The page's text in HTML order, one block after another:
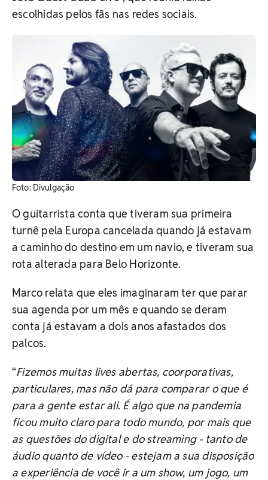
escolhidas pelos fãs nas redes sociais.
Foto: Divulgação
O guitarrista conta que tiveram sua primeira
turnê pela Europa cancelada quando já estavam
a caminho do destino em um navio, e tiveram sua
rota alterada para Belo Horizonte.
Marco relata que eles imaginaram ter que parar
sua agenda por um mês e quando se deram
conta já estavam a dois anos afastados dos
palcos.
“Fizemos muitas lives abertas, coorporativas,
particulares, mas não dá para comparar o que é
para a gente estar ali. É algo que na pandemia
ficou muito claro para todo mundo, por mais que
as questões do digital e do streaming - tanto de
áudio quanto de vídeo - estejam a sua disposição
a experiência de você ir a um show, um jogo, um